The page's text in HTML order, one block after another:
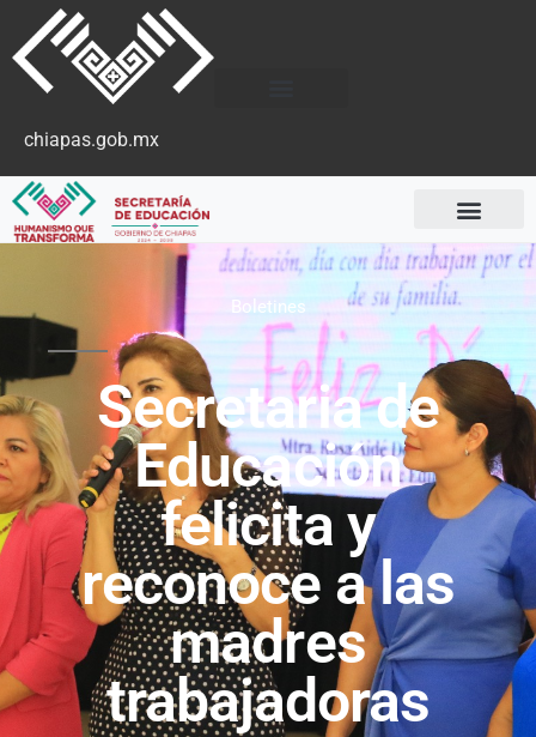
chiapas.gob.mx
Boletines
Secretaria de
Educación
felicita y
reconoce a las
madres
trabajadoras